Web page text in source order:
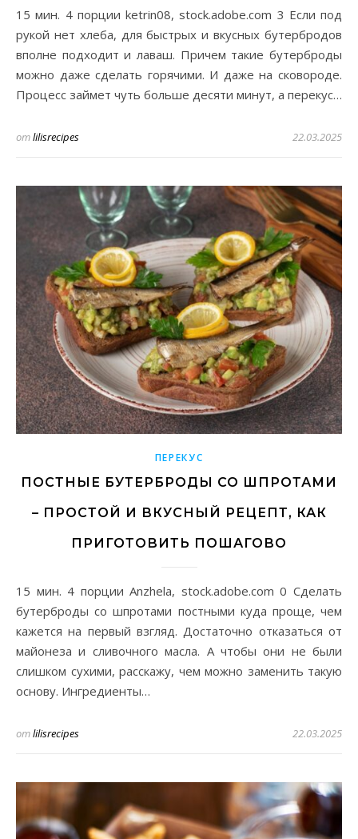
15 мин. 4 порции ketrin08, stock.adobe.com 3 Если под
рукой нет хлеба, для быстрых и вкусных бутербродов
вполне подходит и лаваш. Причем такие бутерброды
можно даже сделать горячими. И даже на сковороде.
Процесс займет чуть больше десяти минут, а перекус…
отlilisrecipes 22.03.2025
ПЕРЕКУС
ПОСТНЫЕ БУТЕРБРОДЫ СО ШПРОТАМИ
– ПРОСТОЙ И ВКУСНЫЙ РЕЦЕПТ, КАК
ПРИГОТОВИТЬ ПОШАГОВО
15 мин. 4 порции Anzhela, stock.adobe.com 0 Сделать
бутерброды со шпротами постными куда проще, чем
кажется на первый взгляд. Достаточно отказаться от
майонеза и сливочного масла. А чтобы они не были
слишком сухими, расскажу, чем можно заменить такую
основу. Ингредиенты…
отlilisrecipes 22.03.2025